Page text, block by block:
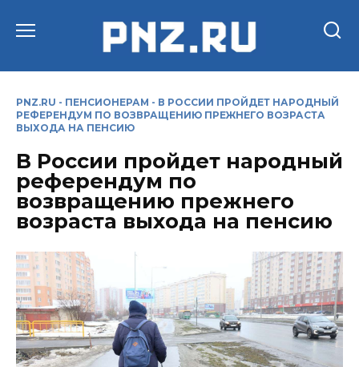
PNZ.RU - ПЕНСИОНЕРАМ - В РОССИИ ПРОЙДЕТ НАРОДНЫЙ
РЕФЕРЕНДУМ ПО ВОЗВРАЩЕНИЮ ПРЕЖНЕГО ВОЗРАСТА
ВЫХОДА НА ПЕНСИЮ
В России пройдет народный
референдум по
возвращению прежнего
возраста выхода на пенсию